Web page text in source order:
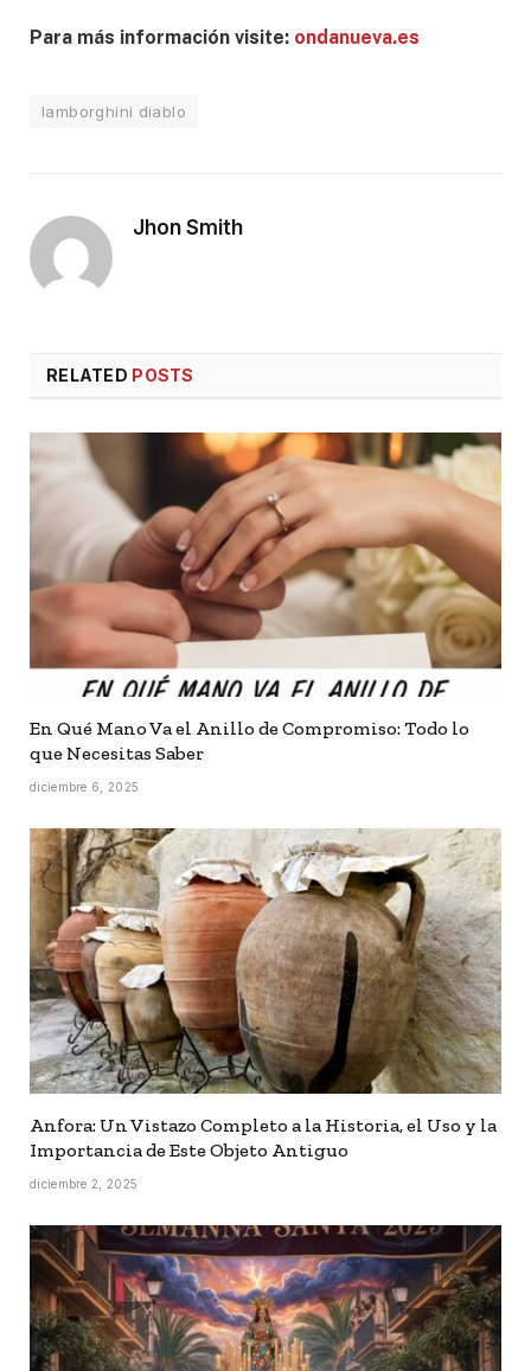
Para más información visite: ondanueva.es
lamborghini diablo
Jhon Smith
RELATED POSTS
En Qué Mano Va el Anillo de Compromiso: Todo lo
que Necesitas Saber
diciembre 6, 2025
Anfora: Un Vistazo Completo a la Historia, el Uso y la
Importancia de Este Objeto Antiguo
diciembre 2, 2025